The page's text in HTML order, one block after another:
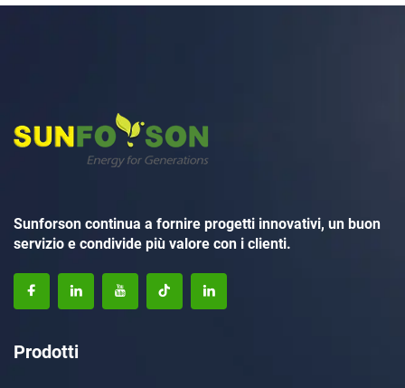
Sunforson continua a fornire progetti innovativi, un buon
servizio e condivide più valore con i clienti.
Prodotti